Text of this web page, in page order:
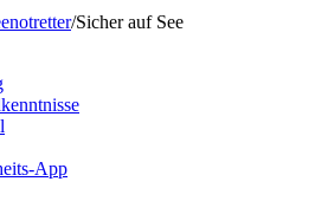
/Sicher auf See
App